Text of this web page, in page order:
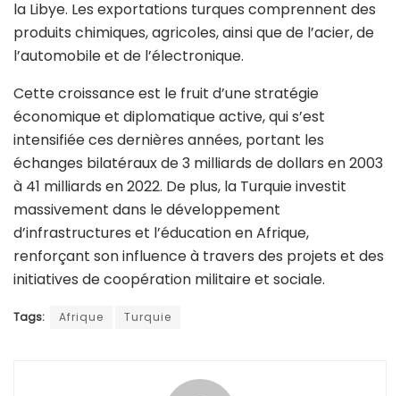
la Libye. Les exportations turques comprennent des
produits chimiques, agricoles, ainsi que de l’acier, de
l’automobile et de l’électronique.
Cette croissance est le fruit d’une stratégie
économique et diplomatique active, qui s’est
intensifiée ces dernières années, portant les
échanges bilatéraux de 3 milliards de dollars en 2003
à 41 milliards en 2022. De plus, la Turquie investit
massivement dans le développement
d’infrastructures et l’éducation en Afrique,
renforçant son influence à travers des projets et des
initiatives de coopération militaire et sociale.
Tags: Afrique Turquie